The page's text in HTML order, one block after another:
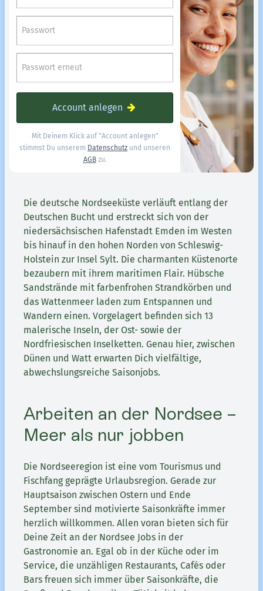
Passwort
Passwort erneut
Account anlegen
Mit Deinem Klick auf "Account anlegen"
stimmst Du unserem Datenschutz und unseren
AGBzu.
Die deutsche Nordseeküste verläuft entlang der
Deutschen Bucht und erstreckt sich von der
niedersächsischen Hafenstadt Emden im Westen
bis hinauf in den hohen Norden von Schleswig-
Holstein zur Insel Sylt. Die charmanten Küstenorte
bezaubern mit ihrem maritimen Flair. Hübsche
Sandstrände mit farbenfrohen Strandkörben und
das Wattenmeer laden zum Entspannen und
Wandern einen. Vorgelagert befinden sich 13
malerische Inseln, der Ost- sowie der
Nordfriesischen Inselketten. Genau hier, zwischen
Dünen und Watt erwarten Dich vielfältige,
abwechslungsreiche Saisonjobs.
Arbeiten an der Nordsee –
Meer als nur jobben
Die Nordseeregion ist eine vom Tourismus und
Fischfang geprägte Urlaubsregion. Gerade zur
Hauptsaison zwischen Ostern und Ende
September sind motivierte Saisonkräfte immer
herzlich willkommen. Allen voran bieten sich für
Deine Zeit an der Nordsee Jobs in der
Gastronomie an. Egal ob in der Küche oder im
Service, die unzähligen Restaurants, Cafés oder
Bars freuen sich immer über Saisonkräfte, die